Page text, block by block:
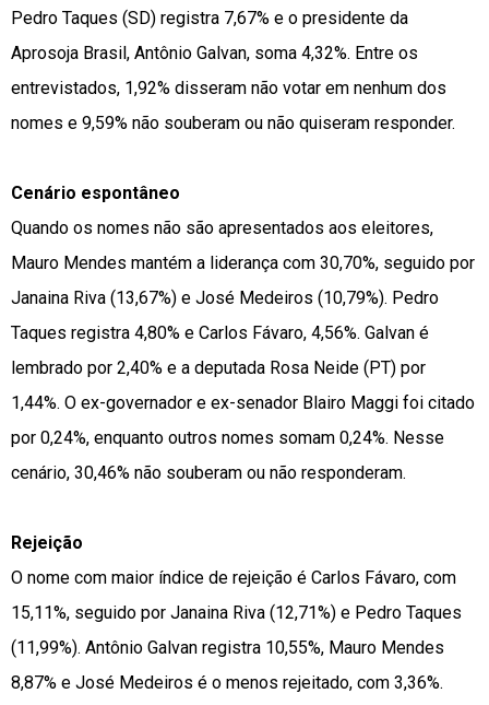
Pedro Taques (SD) registra 7,67% e o presidente da
Aprosoja Brasil, Antônio Galvan, soma 4,32%. Entre os
entrevistados, 1,92% disseram não votar em nenhum dos
nomes e 9,59% não souberam ou não quiseram responder.
Cenário espontâneo
Quando os nomes não são apresentados aos eleitores,
Mauro Mendes mantém a liderança com 30,70%, seguido por
Janaina Riva (13,67%) e José Medeiros (10,79%). Pedro
Taques registra 4,80% e Carlos Fávaro, 4,56%. Galvan é
lembrado por 2,40% e a deputada Rosa Neide (PT) por
1,44%. O ex-governador e ex-senador Blairo Maggi foi citado
por 0,24%, enquanto outros nomes somam 0,24%. Nesse
cenário, 30,46% não souberam ou não responderam.
Rejeição
O nome com maior índice de rejeição é Carlos Fávaro, com
15,11%, seguido por Janaina Riva (12,71%) e Pedro Taques
(11,99%). Antônio Galvan registra 10,55%, Mauro Mendes
8,87% e José Medeiros é o menos rejeitado, com 3,36%.